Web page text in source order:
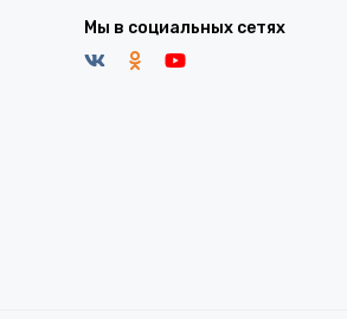
Мы в социальных сетях